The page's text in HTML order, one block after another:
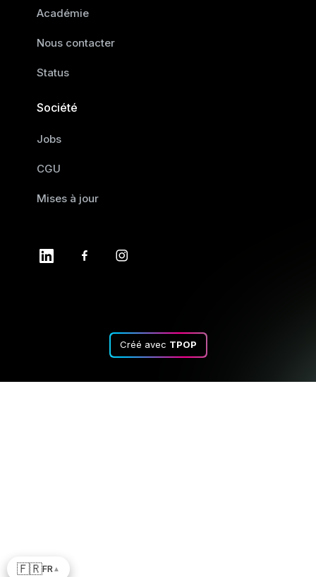
Académie
Nous contacter
Status
Société
Jobs
CGU
Mises à jour
Créé avec TPOP
🇫🇷FR ▲